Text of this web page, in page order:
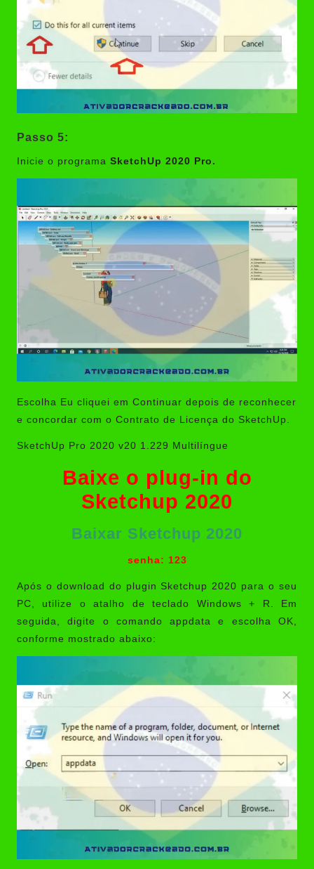
Passo 5:
Inicie o programa SketchUp 2020 Pro.
Escolha Eu cliquei em Continuar depois de reconhecer
e concordar com o Contrato de Licença do SketchUp.
SketchUp Pro 2020 v20 1.229 Multilíngue
Baixe o plug-in do
Sketchup 2020
Baixar Sketchup 2020
senha: 123
Após o download do plugin Sketchup 2020 para o seu
PC, utilize o atalho de teclado Windows + R. Em
seguida, digite o comando appdata e escolha OK,
conforme mostrado abaixo: